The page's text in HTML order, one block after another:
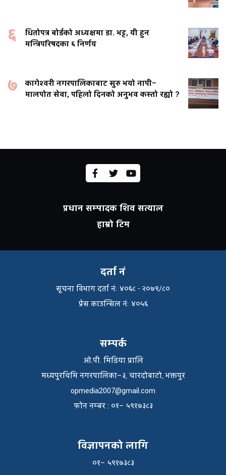
६
धितोपत्र बोर्डको अध्यक्षमा डा. भट्ट, यी हुन
मन्त्रिपरिषदका ६ निर्णय
७
कागेश्वरी नगरपालिकाबाट सुरु भयो नापी–
मालपोत सेवा, पहिलो दिनको अनुभव कस्तो रह्यो ?
प्रधान सम्पादक शिव सत्याल
हाम्रो टिम
दर्ता नं
सूचना विभाग दर्ता नंः ४०६८ - २०७९/८०
प्रेस काउन्सिल नंः ४०५६
सम्पर्क
ओ.पी. मिडिया प्रालि
मध्यपुरथिमि नगरपालिका–३, चारदोबाटो, भक्तपुर
opmedia2007@gmail.com
फाेन नम्बर : ०१– ५९१७३८३
विज्ञापनको लागि
०१– ५९१७३८३